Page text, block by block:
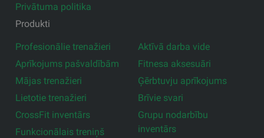
Privātuma politika
Produkti
Profesionālie trenažieri
Aprīkojums pašvaldībām
Mājas trenažieri
Lietotie trenažieri
CrossFit inventārs
Funkcionālais treniņš
Aktīvā darba vide
Fitnesa aksesuāri
Ģērbtuvju aprīkojums
Brīvie svari
Grupu nodarbību
inventārs